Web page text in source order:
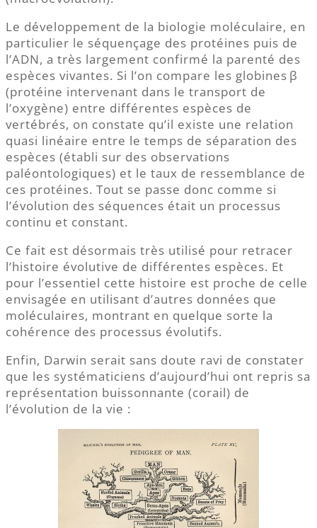
Le développement de la biologie moléculaire, en
particulier le séquençage des protéines puis de
l’ADN, a très largement confirmé la parenté des
espèces vivantes. Si l’on compare les globines β
(protéine intervenant dans le transport de
l’oxygène) entre différentes espèces de
vertébrés, on constate qu’il existe une relation
quasi linéaire entre le temps de séparation des
espèces (établi sur des observations
paléontologiques) et le taux de ressemblance de
ces protéines. Tout se passe donc comme si
l’évolution des séquences était un processus
continu et constant.
Ce fait est désormais très utilisé pour retracer
l’histoire évolutive de différentes espèces. Et
pour l’essentiel cette histoire est proche de celle
envisagée en utilisant d’autres données que
moléculaires, montrant en quelque sorte la
cohérence des processus évolutifs.
Enfin, Darwin serait sans doute ravi de constater
que les systématiciens d’aujourd’hui ont repris sa
représentation buissonnante (corail) de
l’évolution de la vie :